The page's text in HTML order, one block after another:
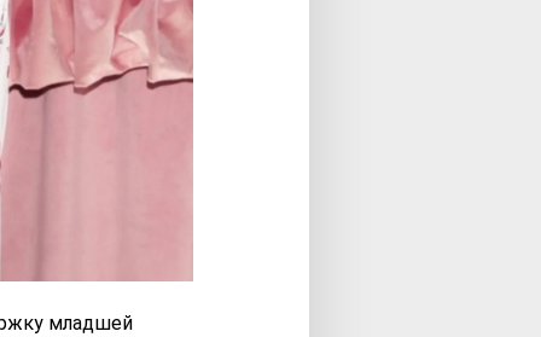
младшей